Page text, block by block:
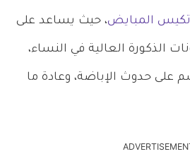
تكيس المبايض، حيث يساعد على
العالية في النساء،
حدوث الإباضة، وعادة ما